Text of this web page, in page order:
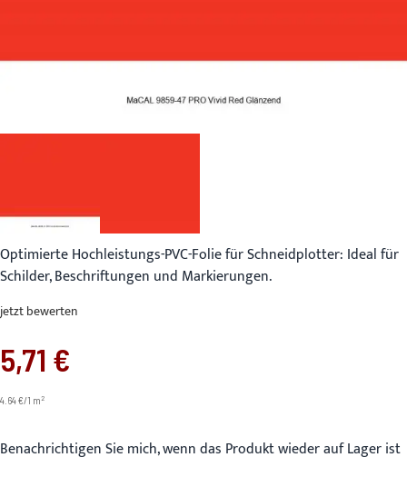
Optimierte Hochleistungs-PVC-Folie für Schneidplotter: Ideal für
Schilder, Beschriftungen und Markierungen.
jetzt bewerten
5,71 €
4.64 €/1 m2
Benachrichtigen Sie mich, wenn das Produkt wieder auf Lager ist